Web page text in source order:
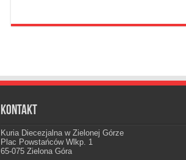
Kontakt
Kuria Diecezjalna w Zielonej Górze
Plac Powstańców Wlkp. 1
65-075 Zielona Góra